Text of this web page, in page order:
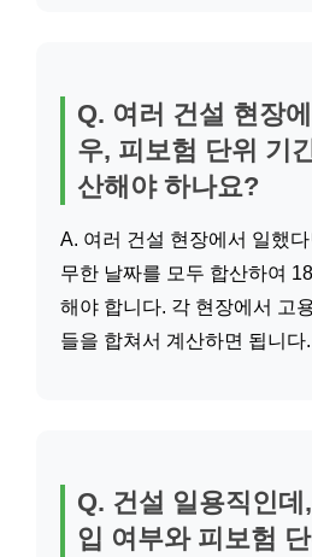
Q. 여러 건설 현장
우, 피보험 단위 기
산해야 하나요?
A. 여러 건설 현장에서 일했
무한 날짜를 모두 합산하여
해야 합니다. 각 현장에서 고
들을 합쳐서 계산하면 됩니다.
Q. 건설 일용직인
입 여부와 피보험